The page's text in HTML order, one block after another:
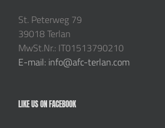
St. Peterweg 79
39018 Terlan
MwSt.Nr.: IT01513790210
E-mail: info@afc-terlan.com
LIKE US ON FACEBOOK